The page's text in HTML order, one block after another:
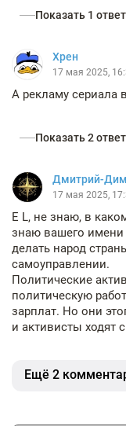
Показать 1 ответ
Хрен
17 мая 2025,
А рекламу сериала
Показать 2
Дмитрий-
17 мая 2025,
E L, не знаю, в
знаю вашего имени
делать народ
самоуправлении.
Политические
политическую
зарплат. Но они
и активисты ходят
Ещё 2